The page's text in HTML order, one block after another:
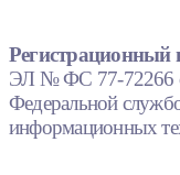
Регистрационный
ЭЛ № ФС 77-72266
Федеральной
информационных